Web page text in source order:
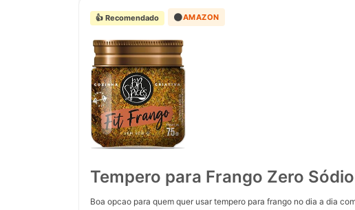
👍 Recomendado 🟠AMAZON
Tempero para Frango Zero
Boa opcao para quem quer usar tempero para frango no dia a dia